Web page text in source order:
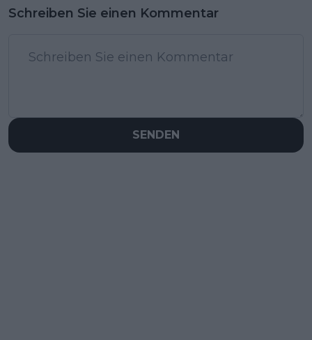
Schreiben Sie einen Kommentar
SENDEN